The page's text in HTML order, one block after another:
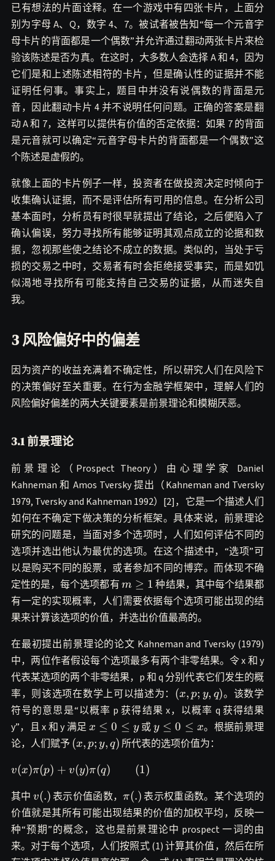
已有想法的片面诠释。在一个游戏中有四张卡片，上面分
别为字母 A、Q，数字 4、7。被试者被告知“每一个元音字
母卡片的背面都是一个偶数”并允许通过翻动两张卡片来检
验该陈述是否为真。在这时，大多数人会选择 A 和 4，因为
它们是和上述陈述相符的卡片，但是确认性的证据并不能
证明任何事。事实上，题目中并没有说偶数的背面是元
音，因此翻动卡片 4 并不说明任何问题。正确的答案是翻
动 A 和 7，这样可以提供有价值的否定依据：如果 7 的背面
是元音就可以确定“元音字母卡片的背面都是一个偶数”这
个陈述是虚假的。
就像上面的卡片例子一样，投资者在做投资决定时倾向于
收集确认证据，而不是评估所有可用的信息。在分析公司
基本面时，分析员有时很早就提出了结论，之后便陷入了
确认偏误，努力寻找所有能够证明其观点成立的论据和数
据，忽视那些使之结论不成立的数据。类似的，当处于亏
损的交易之中时，交易者有时会拒绝接受事实，而是如饥
似渴地寻找所有可能支持自己交易的证据，从而迷失自
我。
3 风险偏好中的偏差
因为资产的收益充满着不确定性，所以研究人们在风险下
的决策偏好至关重要。在行为金融学框架中，理解人们的
风险偏好偏差的两大关键要素是前景理论和模糊厌恶。
3.1 前景理论
前景理论（Prospect Theory）由心理学家 Daniel
Kahneman 和 Amos Tversky 提出（Kahneman and Tversky
1979, Tversky and Kahneman 1992）[2]，它是一个描述人们
如何在不确定下做决策的分析框架。具体来说，前景理论
研究的问题是，当面对多个选项时，人们如何评估不同的
选项并选出他认为最优的选项。在这个描述中，“选项”可
以是购买不同的股票，或者参加不同的博弈。而体现不确
定性的是，每个选项都有m\ge
1
m ≥ 1 种结果，其中每个结果都
有一定的实现概率，人们需要依据每个选项可能出现的结
果来计算该选项的价值，并选出价值最高的。
在最初提出前景理论的论文 Kahneman and Tversky (1979)
中，两位作者假设每个选项最多有两个非零结果。令 x 和 y
代表某选项的两个非零结果，p 和 q 分别代表它们发生的概
率，则该选项在数学上可以描述为： (x,p;y,q)
(x, p; y, q)。该数学
符号的意思是“以概率 p 获得结果 x，以概率 q 获得结果
y”，且 x 和 y 满足x
\le
\le
x ≤ 0 ≤ y或y
\le
y ≤ 0 ≤ x。根据前景理
论，人们赋予 (x,p;y,q)
(x, p; y, q)所代表的选项价值为：
v(x)\pi(p)+v(y)\pi(q)~~~~~~~~
v(x)π(p) + v(y)π(q) (1)
其中 v(.)
v(.)表示价值函数，\pi(.)
π(.)表示权重函数。某个选项的
价值就是其所有可能出现结果的价值的加权平均，反映一
种“预期”的概念，这也是前景理论中 prospect 一词的由
来。对于每个选项，人们按照式 (1) 计算其价值，然后在所